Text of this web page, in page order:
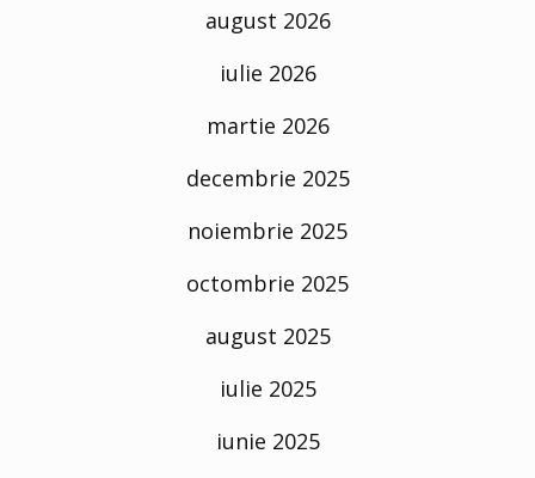
august 2026
iulie 2026
martie 2026
decembrie 2025
noiembrie 2025
octombrie 2025
august 2025
iulie 2025
iunie 2025